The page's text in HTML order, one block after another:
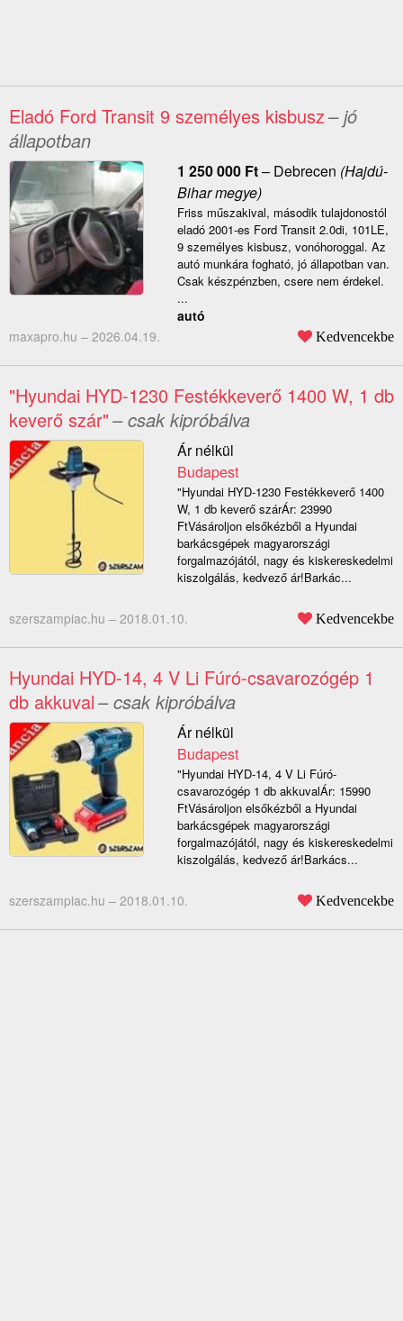
Eladó Ford Transit 9 személyes kisbusz– jó
állapotban
1 250 000 Ft– Debrecen (Hajdú-
Bihar megye)
Friss műszakival, második tulajdonostól
eladó 2001-es Ford Transit 2.0di, 101LE,
9 személyes kisbusz, vonóhoroggal. Az
autó munkára fogható, jó állapotban van.
Csak készpénzben, csere nem érdekel.
...
autó
maxapro.hu – 2026.04.19. Kedvencekbe
"Hyundai HYD-1230 Festékkeverő 1400 W, 1 db
keverő szár"– csak kipróbálva
Ár nélkül
Budapest
"Hyundai HYD-1230 Festékkeverő 1400
W, 1 db keverő szárÁr: 23990
FtVásároljon elsőkézből a Hyundai
barkácsgépek magyarországi
forgalmazójától, nagy és kiskereskedelmi
kiszolgálás, kedvező ár!Barkác...
szerszampiac.hu – 2018.01.10. Kedvencekbe
Hyundai HYD-14, 4 V Li Fúró-csavarozógép 1
db akkuval– csak kipróbálva
Ár nélkül
Budapest
"Hyundai HYD-14, 4 V Li Fúró-
csavarozógép 1 db akkuvalÁr: 15990
FtVásároljon elsőkézből a Hyundai
barkácsgépek magyarországi
forgalmazójától, nagy és kiskereskedelmi
kiszolgálás, kedvező ár!Barkács...
szerszampiac.hu – 2018.01.10. Kedvencekbe